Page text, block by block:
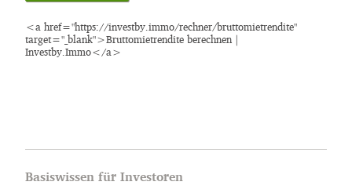
<a href="https://investby.immo/rechner/bruttomietrendite"
target="_blank">Bruttomietrendite berechnen |
Investby.Immo</a>
Basiswissen für Investoren